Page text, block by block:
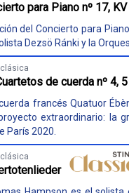
para Piano nº 17,
del Concierto para
Dezsö Ránki y la
de cuerda nº 4,
francés Quatuor
extraordinario: la
París 2020.